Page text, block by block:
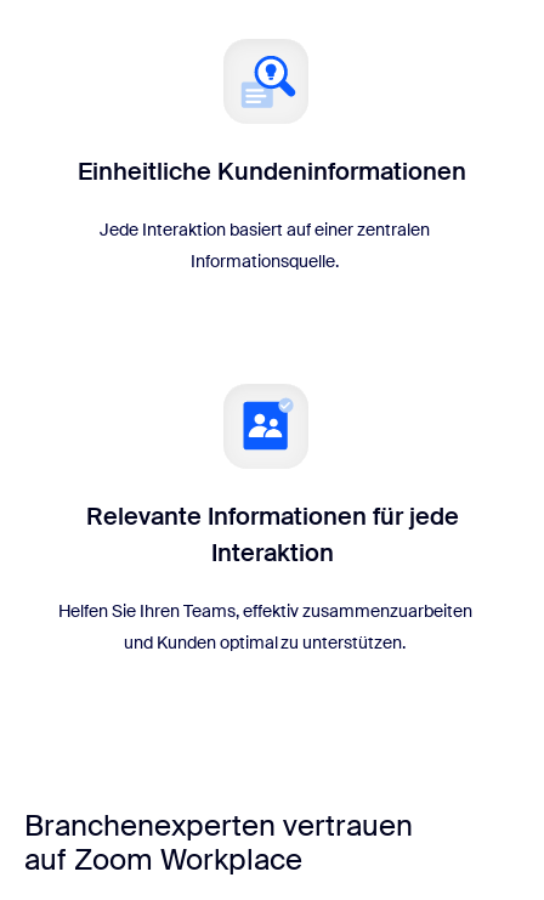
Einheitliche Kundeninformationen
Jede Interaktion basiert auf einer zentralen
Informationsquelle.
Relevante Informationen für jede
Interaktion
Helfen Sie Ihren Teams, effektiv zusammenzuarbeiten
und Kunden optimal zu unterstützen.
Branchenexperten vertrauen
auf Zoom Workplace